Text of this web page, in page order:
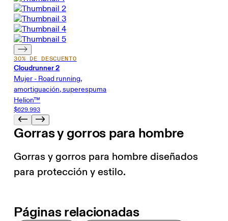
30% DE DESCUENTO
Cloudrunner 2
Mujer - Road running,
amortiguación, superespuma
Helion™
$629.993
Gorras y gorros para hombre
Gorras y gorros para hombre diseñados
para protección y estilo.
Páginas relacionadas